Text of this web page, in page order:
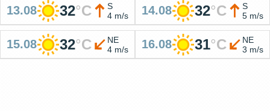
13.08 32°C
S
4 m/s
14.08 32°C
S
5 m/s
15.08 32°C
NE
4 m/s
16.08 31°C
NE
3 m/s